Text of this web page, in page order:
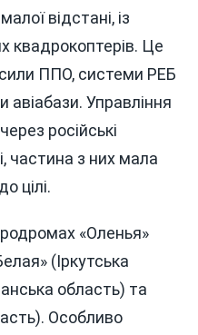
відстані, із
квадрокоптерів. Це
сили ППО, системи РЕБ
авіабази. Управління
російські
частина з них мала
цілі.
«Оленья»
(Іркутська
область) та
Особливо